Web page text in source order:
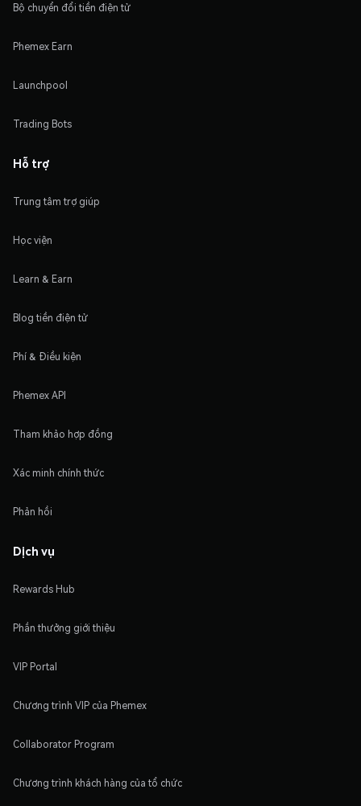
Bộ chuyển đổi tiền điện tử
Phemex Earn
Launchpool
Trading Bots
Hỗ trợ
Trung tâm trợ giúp
Học viện
Learn & Earn
Blog tiền điện tử
Phí & Điều kiện
Phemex API
Tham khảo hợp đồng
Xác minh chính thức
Phản hồi
Dịch vụ
Rewards Hub
Phần thưởng giới thiệu
VIP Portal
Chương trình VIP của Phemex
Collaborator Program
Chương trình khách hàng của tổ chức